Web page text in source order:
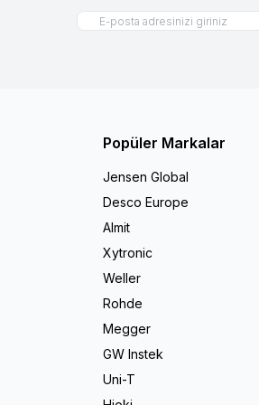
Popüler Markalar
Jensen Global
Desco Europe
Almit
Xytronic
Weller
Rohde
Megger
GW Instek
Uni-T